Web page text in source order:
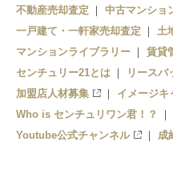
不動産売却査定
中古マンショ
一戸建て・一軒家売却査定
土
マンションライブラリー
賃貸
センチュリー21とは
リースバ
加盟店人材募集
イメージキ
Who is センチュリワン君！？
Youtube公式チャンネル
成